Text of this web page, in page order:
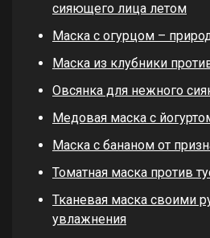
сияющего лица летом
Маска с огурцом –
Маска из клубники
Овсянка для нежного
Медовая маска с
Маска с бананом от
Томатная маска против
Тканевая маска своими
увлажнения